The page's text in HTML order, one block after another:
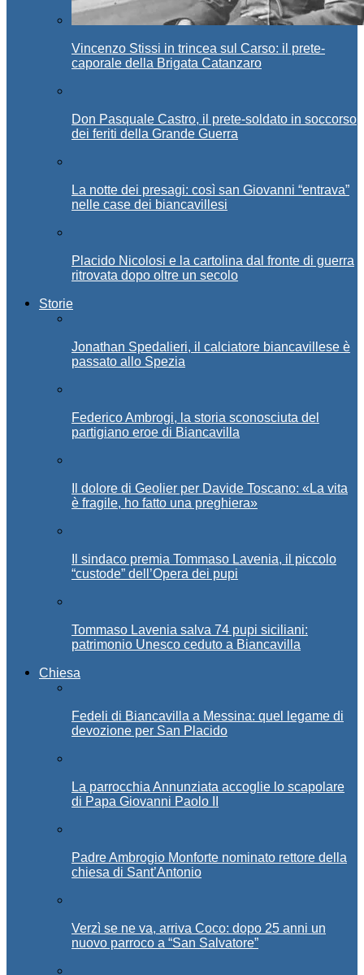
Vincenzo Stissi in trincea sul Carso: il prete-
caporale della Brigata Catanzaro
Don Pasquale Castro, il prete-soldato in soccorso
dei feriti della Grande Guerra
La notte dei presagi: così san Giovanni “entrava”
nelle case dei biancavillesi
Placido Nicolosi e la cartolina dal fronte di guerra
ritrovata dopo oltre un secolo
Storie
Jonathan Spedalieri, il calciatore biancavillese è
passato allo Spezia
Federico Ambrogi, la storia sconosciuta del
partigiano eroe di Biancavilla
Il dolore di Geolier per Davide Toscano: «La vita
è fragile, ho fatto una preghiera»
Il sindaco premia Tommaso Lavenia, il piccolo
“custode” dell’Opera dei pupi
Tommaso Lavenia salva 74 pupi siciliani:
patrimonio Unesco ceduto a Biancavilla
Chiesa
Fedeli di Biancavilla a Messina: quel legame di
devozione per San Placido
La parrocchia Annunziata accoglie lo scapolare
di Papa Giovanni Paolo II
Padre Ambrogio Monforte nominato rettore della
chiesa di Sant’Antonio
Verzì se ne va, arriva Coco: dopo 25 anni un
nuovo parroco a “San Salvatore”